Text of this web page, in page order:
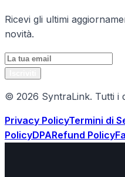
Ricevi gli ultimi
novità.
© 2026 SyntraLink. Tutti i
Privacy PolicyTermini di
PolicyDPARefund Policy